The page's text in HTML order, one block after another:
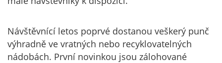
Návštěvnící letos poprvé dostanou veškerý punč
výhradně ve vratných nebo recyklovatelných
nádobách. První novinkou jsou zálohované